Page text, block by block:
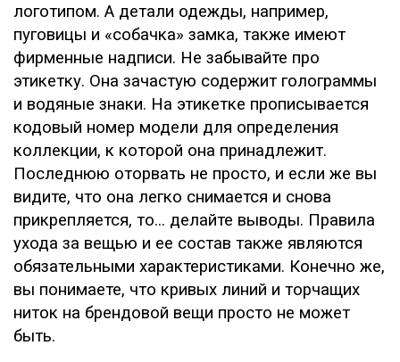
логотипом. А детали одежды, например,
пуговицы и «собачка» замка, также имеют
фирменные надписи. Не забывайте про
этикетку. Она зачастую содержит голограммы
и водяные знаки. На этикетке прописывается
кодовый номер модели для определения
коллекции, к которой она принадлежит.
Последнюю оторвать не просто, и если же вы
видите, что она легко снимается и снова
прикрепляется, то... делайте выводы. Правила
ухода за вещью и ее состав также являются
обязательными характеристиками. Конечно же,
вы понимаете, что кривых линий и торчащих
ниток на брендовой вещи просто не может
быть.